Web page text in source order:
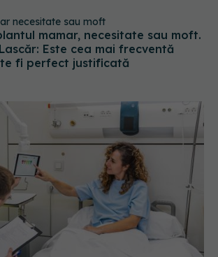
dr. Ioan Lascăr: Primul și singurul
a arșilor gravi. Pacientul nu
secțiile sau cabinetele din spital